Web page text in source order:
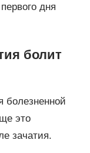
дня
болит
болезненной
это
зачатия.